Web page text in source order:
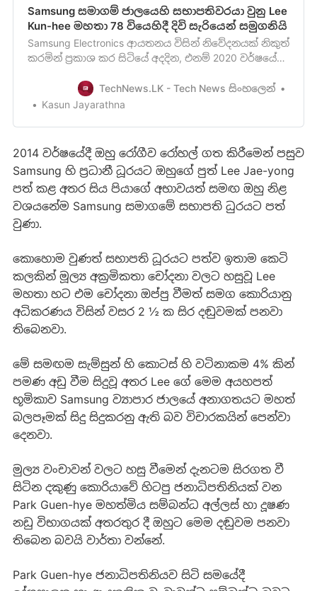
Samsung සමාගම් ජාලයෙහි සභාපතිවරයා වුනු Lee
Kun-hee මහතා 78 වියෙහිදී දිවි සැරියෙන් සමුගනියි
Samsung Electronics ආයතනය විසින් නිවේදනයක් නිකුත්
කරමින් ප්‍රකාශ කර සිටියේ අදදින, එනම් 2020 වර්ෂයේ
වර්ථමානසභාපතිවරයාව සිටි Lee Kun-hee මහතා
අභාවප්‍රාප්තවී ඇති බවයි. මිය යන විට 78 වැනි වියෙහි
TechNews.LK - Tech News සිංහලෙන්
Kasun Jayarathna
2014 වර්ෂයේදී ඔහු රෝගීව රෝහල් ගත කිරීමෙන් පසුව
Samsung හි ප්‍රධානී ධූරයට ඔහුගේ පුත් Lee Jae-yong
පත් කළ අතර සිය පියාගේ අභාවයත් සමඟ ඔහු නිළ
වශයනේම Samsung සමාගමේ සභාපති ධුරයට පත්
වුණා.
කොහොම වුණත් සභාපති ධූරයට පත්ව ඉතාම කෙටි
කලකින් මූල්‍ය අක්‍රමිකතා චෝදනා වලට හසුවූ Lee
මහතා හට එම චෝදනා ඔප්පු වීමත් සමග කොරියානු
අධිකරණය විසින් වසර 2 ½ ක සිර දඬුවමක් පනවා
තිබෙනවා.
මේ සමඟම සැම්සුන් හි කොටස් හි වටිනාකම 4% කින්
පමණ අඩු වීම සිදුවූ අතර Lee ගේ මෙම අයහපත්
භූමිකාව Samsung ව්‍යාපාර ජාලයේ අනාගතයට මහත්
බලපෑමක් සිදු සිදුකරනු ඇති බව විචාරකයින් පෙන්වා
දෙනවා.
මුල්‍ය වංචාවන් වලට හසු වීමෙන් දැනටම සිරගත වී
සිටින දකුණු කොරියාවේ හිටපු ජනාධිපතිනියක් වන
Park Guen-hye මහත්මිය සම්බන්ධ අල්ලස් හා දූෂණ
නඩු විභාගයක් අතරතුර දී ඔහුට මෙම දඬුවම පනවා
තිබෙන බවයි වාර්තා වන්නේ.
Park Guen-hye ජනාධිපතිනියව සිටි සමයේදී